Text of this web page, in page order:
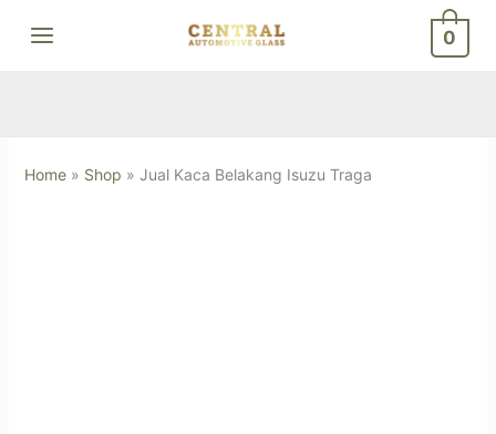
0
Home» Shop » Jual Kaca Belakang Isuzu Traga